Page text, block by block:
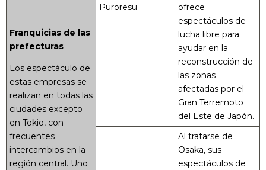
Franquicias de las
prefecturas
Los espectáculo de
estas empresas se
realizan en todas las
ciudades excepto
en Tokio, con
frecuentes
intercambios en la
región central. Uno
Puroresu
ofrece
espectáculos de
lucha libre para
ayudar en la
reconstrucción de
las zonas
afectadas por el
Gran Terremoto
del Este de Japón.
Al tratarse de
Osaka, sus
espectáculos de